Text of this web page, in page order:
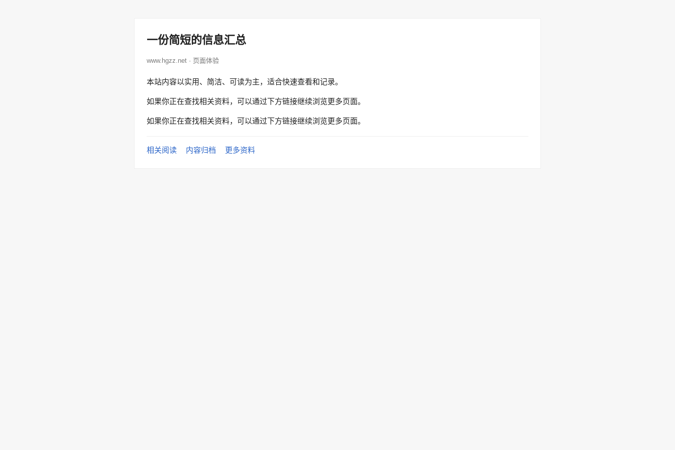
一份简短的信息汇总
www.hgzz.net · 页面体验
本站内容以实用、简洁、可读为主，适合快速查看和记录。
如果你正在查找相关资料，可以通过下方链接继续浏览更多页面。
如果你正在查找相关资料，可以通过下方链接继续浏览更多页面。
相关阅读 内容归档 更多资料